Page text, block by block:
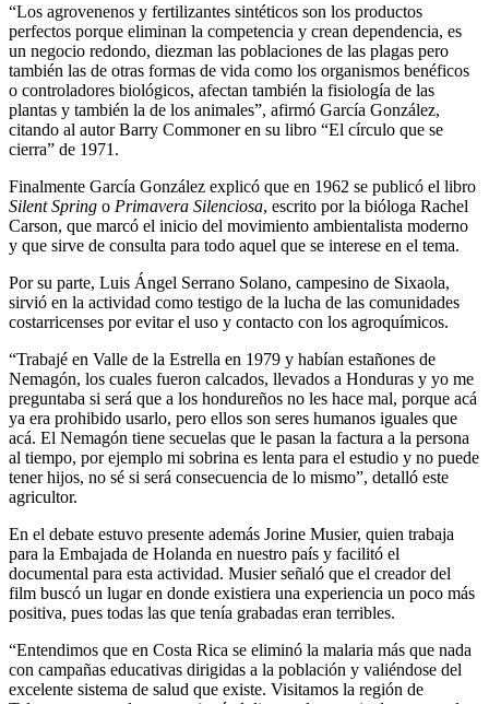
“Los agrovenenos y fertilizantes sintéticos son los productos
perfectos porque eliminan la competencia y crean dependencia, es
un negocio redondo, diezman las poblaciones de las plagas pero
también las de otras formas de vida como los organismos benéficos
o controladores biológicos, afectan también la fisiología de las
plantas y también la de los animales”, afirmó García González,
citando al autor Barry Commoner en su libro “El círculo que se
cierra” de 1971.
Finalmente García González explicó que en 1962 se publicó el libro
Silent Spring o Primavera Silenciosa, escrito por la bióloga Rachel
Carson, que marcó el inicio del movimiento ambientalista moderno
y que sirve de consulta para todo aquel que se interese en el tema.
Por su parte, Luis Ángel Serrano Solano, campesino de Sixaola,
sirvió en la actividad como testigo de la lucha de las comunidades
costarricenses por evitar el uso y contacto con los agroquímicos.
“Trabajé en Valle de la Estrella en 1979 y habían estañones de
Nemagón, los cuales fueron calcados, llevados a Honduras y yo me
preguntaba si será que a los hondureños no les hace mal, porque acá
ya era prohibido usarlo, pero ellos son seres humanos iguales que
acá. El Nemagón tiene secuelas que le pasan la factura a la persona
al tiempo, por ejemplo mi sobrina es lenta para el estudio y no puede
tener hijos, no sé si será consecuencia de lo mismo”, detalló este
agricultor.
En el debate estuvo presente además Jorine Musier, quien trabaja
para la Embajada de Holanda en nuestro país y facilitó el
documental para esta actividad. Musier señaló que el creador del
film buscó un lugar en donde existiera una experiencia un poco más
positiva, pues todas las que tenía grabadas eran terribles.
“Entendimos que en Costa Rica se eliminó la malaria más que nada
con campañas educativas dirigidas a la población y valiéndose del
excelente sistema de salud que existe. Visitamos la región de